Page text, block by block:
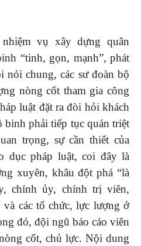
vụ xây dựng quân
“tinh, gọn, mạnh”, phát
nói chung, các sư đoàn bộ
nòng cốt tham gia công
luật đặt ra đòi hỏi khách
binh phải tiếp tục quán triệt
trọng, sự cần thiết của
dục pháp luật, coi đây là
xuyên, khâu đột phá “là
chính ủy, chính trị viên,
và các tổ chức, lực lượng ở
đó, đội ngũ báo cáo viên
cốt, chủ lực. Nội dung